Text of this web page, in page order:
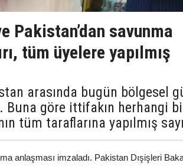
Pakistan’dan savunma
tüm üyelere yapılmış
arasında bugün bölgesel
Buna göre ittifakın herhangi
tüm taraflarına yapılmış
anlaşması imzaladı. Pakistan Dışişleri